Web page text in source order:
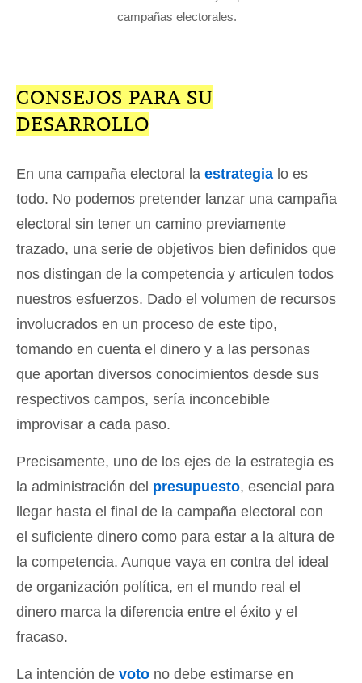
campañas electorales.
CONSEJOS PARA SU
DESARROLLO
En una campaña electoral la estrategia lo es
todo. No podemos pretender lanzar una campaña
electoral sin tener un camino previamente
trazado, una serie de objetivos bien definidos que
nos distingan de la competencia y articulen todos
nuestros esfuerzos. Dado el volumen de recursos
involucrados en un proceso de este tipo,
tomando en cuenta el dinero y a las personas
que aportan diversos conocimientos desde sus
respectivos campos, sería inconcebible
improvisar a cada paso.
Precisamente, uno de los ejes de la estrategia es
la administración del presupuesto, esencial para
llegar hasta el final de la campaña electoral con
el suficiente dinero como para estar a la altura de
la competencia. Aunque vaya en contra del ideal
de organización política, en el mundo real el
dinero marca la diferencia entre el éxito y el
fracaso.
La intención de voto no debe estimarse en